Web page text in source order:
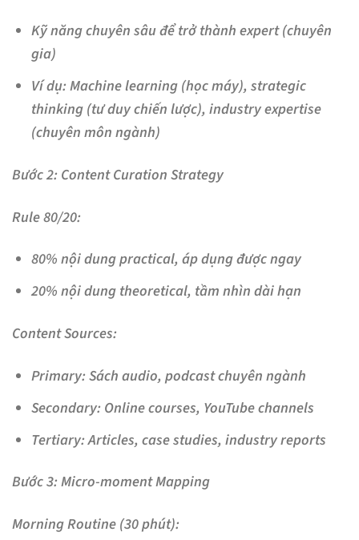
Kỹ năng chuyên sâu để trở thành expert (chuyên
gia)
Ví dụ: Machine learning (học máy), strategic
thinking (tư duy chiến lược), industry expertise
(chuyên môn ngành)
Bước 2: Content Curation Strategy
Rule 80/20:
80% nội dung practical, áp dụng được ngay
20% nội dung theoretical, tầm nhìn dài hạn
Content Sources:
Primary: Sách audio, podcast chuyên ngành
Secondary: Online courses, YouTube channels
Tertiary: Articles, case studies, industry reports
Bước 3: Micro-moment Mapping
Morning Routine (30 phút):